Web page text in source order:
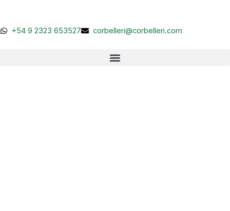
contenido
+54 9 2323 653527 corbelleri@corbelleri.com